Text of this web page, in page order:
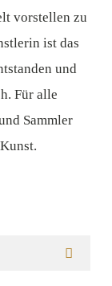
vorstellen zu
ist das
und
Für alle
Sammler